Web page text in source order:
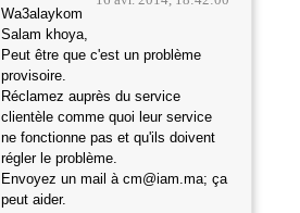
Wa3alaykom
Salam khoya,
Peut être que c'est un problème
provisoire.
Réclamez auprès du service
clientèle comme quoi leur service
ne fonctionne pas et qu'ils doivent
régler le problème.
Envoyez un mail à cm@iam.ma; ça
peut aider.